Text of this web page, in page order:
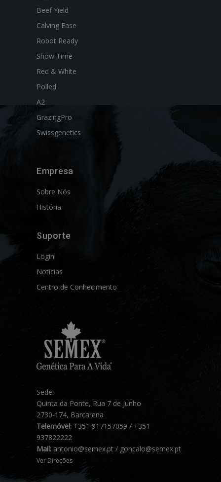
Beef Yield
Calving Ease
Robot Ready
Show Time
Red & White
Polled
A2
GrazingPro
Swissgenetics
Empresa
Sobre Nós
História
Suporte
Login
Notícias
Centro de Conhecimento
Sede:
Quinta da Ponte, Rua 7 de Junho
2730-174, Barcarena
Telemóvel: +351 917157059 / +351
937822222
Mail: antonio@semex.pt / goncalo@semex.pt
Ver Direções